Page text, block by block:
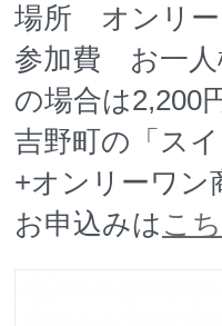
場所 オンリー
参加費 お一人
の場合は2,200
吉野町の「ス
+オンリーワン
お申込みは こ